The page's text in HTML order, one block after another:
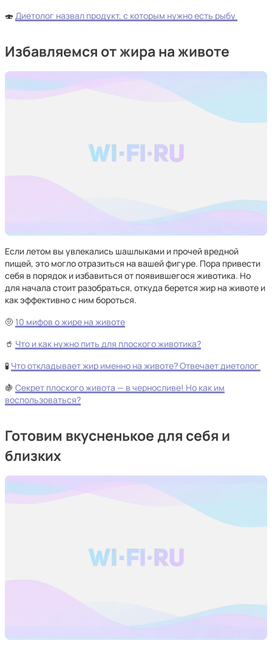
🍣Диетолог назвал продукт, с которым нужно есть рыбу
Избавляемся от жира на животе
Если летом вы увлекались шашлыками и прочей вредной
пищей, это могло отразиться на вашей фигуре. Пора привести
себя в порядок и избавиться от появившегося животика. Но
для начала стоит разобраться, откуда берется жир на животе и
как эффективно с ним бороться.
🤨 10 мифов о жире на животе
🥤 Что и как нужно пить для плоского животика?
🧪 Что откладывает жир именно на животе? Отвечает диетолог
🍇 Секрет плоского живота — в черносливе! Но как им
воспользоваться?
Готовим вкусненькое для себя и
близких